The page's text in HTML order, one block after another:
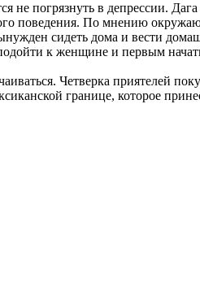
не погрязнуть в депрессии.
поведения. По мнению
сидеть дома и вести
к женщине и первым
Четверка приятелей
границе, которое